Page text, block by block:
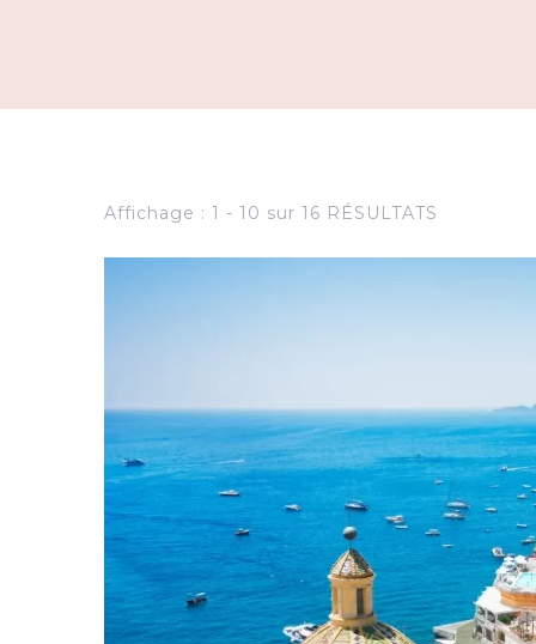
Affichage : 1 - 10 sur 16 RÉSULTATS